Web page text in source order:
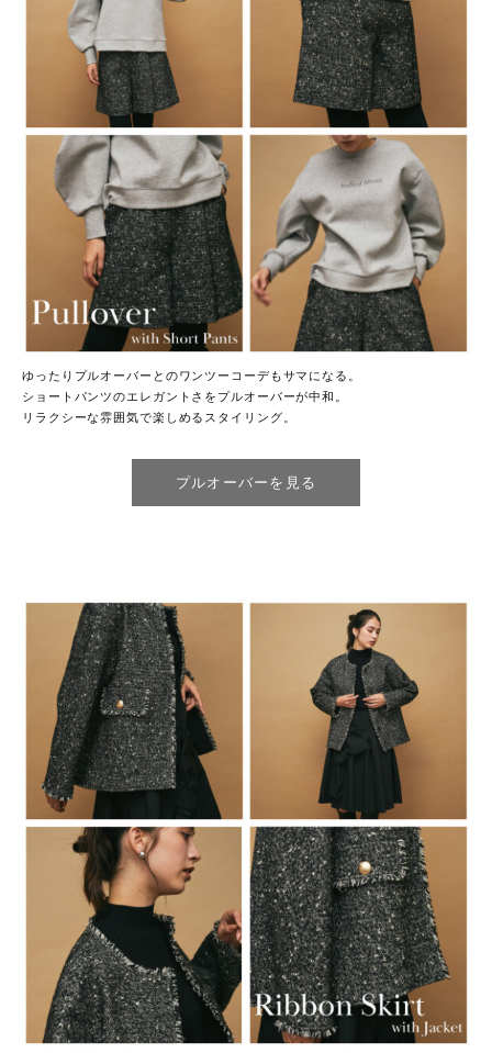
ゆったりプルオーバーとのワンツーコーデもサマになる。
ショートパンツのエレガントさをプルオーバーが中和。
リラクシーな雰囲気で楽しめるスタイリング。
プルオーバーを見る